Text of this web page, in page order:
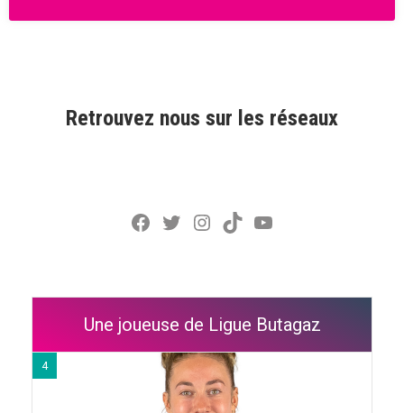
Retrouvez nous sur les réseaux
Facebook
Twitter
Instagram
TikTokYouTube
Une joueuse de Ligue Butagaz
4